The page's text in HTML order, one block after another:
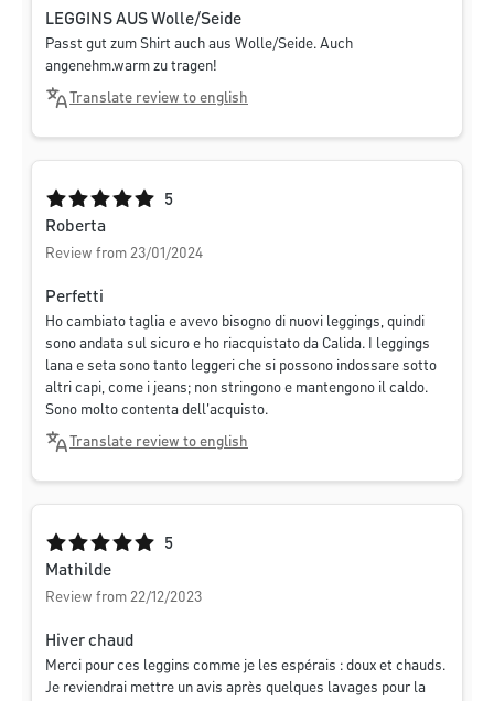
LEGGINS AUS Wolle/Seide
Passt gut zum Shirt auch aus Wolle/Seide. Auch
angenehm.warm zu tragen!
Translate review to english
Average rating of 5 out of 5 stars
5
Roberta
Review from 23/01/2024
Perfetti
Ho cambiato taglia e avevo bisogno di nuovi leggings, quindi
sono andata sul sicuro e ho riacquistato da Calida. I leggings
lana e seta sono tanto leggeri che si possono indossare sotto
altri capi, come i jeans; non stringono e mantengono il caldo.
Sono molto contenta dell'acquisto.
Translate review to english
Average rating of 5 out of 5 stars
5
Mathilde
Review from 22/12/2023
Hiver chaud
Merci pour ces leggins comme je les espérais : doux et chauds.
Je reviendrai mettre un avis après quelques lavages pour la